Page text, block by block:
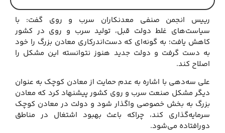
رییس انجمن صنفی معدنکاران سرب و روی گفت: با
سیاست‌های غلط دولت قبل، تولید سرب و روی در کشور
کاهش یافت؛ به گونه‌ای که دست‌اندرکاری معادن بزرگ را خود
به دست گرفت و دولت جدید هنوز نتوانسته این مشکل را
اصلاح کند.
علی سه‌دهی با اشاره به عدم حمایت از معادن کوچک به عنوان
دیگر مشکل صنعت سرب و روی کشور پیشنهاد کرد که معادن
بزرگ به بخش خصوصی واگذار شود و دولت در معادن کوچک
سرمایه‌گذاری کند، چراکه باعث بهبود اشتغال در مناطق
دورافتاده می‌شود.